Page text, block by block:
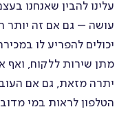
מבחנים ושאלונים
עלינו להבין שאנחנו
עושה – גם אם זה יותר
יכולים להפריע לו
מתן שירות ללקוח, ואף
יתרה מזאת, גם אם
הטלפון לראות במי